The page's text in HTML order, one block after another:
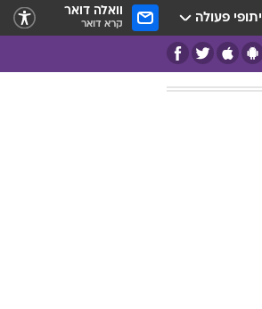
פעולה וואלה דואר
קרא דואר